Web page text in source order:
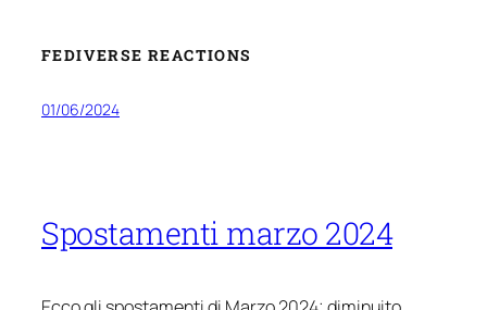
FEDIVERSE REACTIONS
01/06/2024
Spostamenti marzo 2024